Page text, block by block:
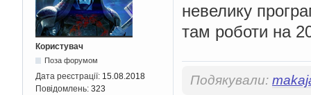
Користувач
Поза форумом
Дата реєстрації: 15.08.2018
Повідомлень: 323
невелику
там роботи на
Подякували: